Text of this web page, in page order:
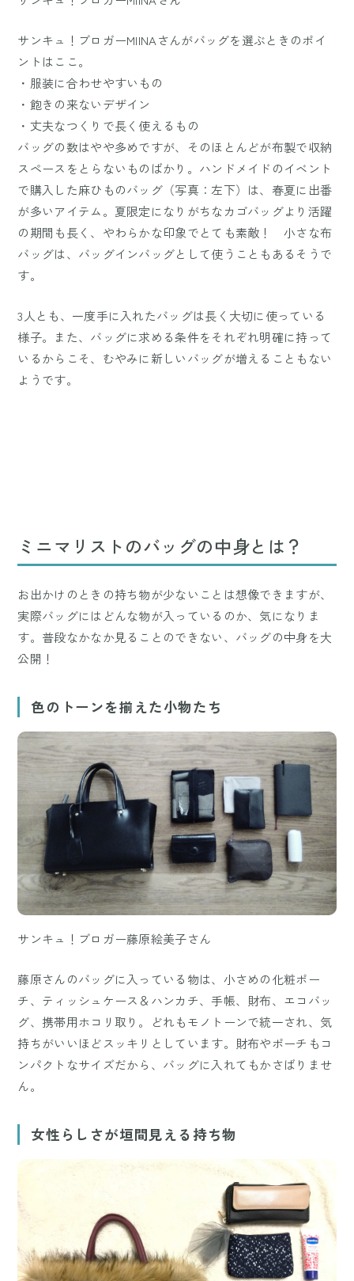
サンキュ！ブロガーMIINAさんがバッグを選ぶときのポイ
ントはここ。
・服装に合わせやすいもの
・飽きの来ないデザイン
・丈夫なつくりで長く使えるもの
バッグの数はやや多めですが、そのほとんどが布製で収納
スペースをとらないものばかり。ハンドメイドのイベント
で購入した麻ひものバッグ（写真：左下）は、春夏に出番
が多いアイテム。夏限定になりがちなカゴバッグより活躍
の期間も長く、やわらかな印象でとても素敵！ 小さな布
バッグは、バッグインバッグとして使うこともあるそうで
す。
3人とも、一度手に入れたバッグは長く大切に使っている
様子。また、バッグに求める条件をそれぞれ明確に持って
いるからこそ、むやみに新しいバッグが増えることもない
ようです。
ミニマリストのバッグの中身とは？
お出かけのときの持ち物が少ないことは想像できますが、
実際バッグにはどんな物が入っているのか、気になりま
す。普段なかなか見ることのできない、バッグの中身を大
公開！
色のトーンを揃えた小物たち
サンキュ！ブロガー藤原絵美子さん
藤原さんのバッグに入っている物は、小さめの化粧ポー
チ、ティッシュケース＆ハンカチ、手帳、財布、エコバッ
グ、携帯用ホコリ取り。どれもモノトーンで統一され、気
持ちがいいほどスッキリとしています。財布やポーチもコ
ンパクトなサイズだから、バッグに入れてもかさばりませ
ん。
女性らしさが垣間見える持ち物